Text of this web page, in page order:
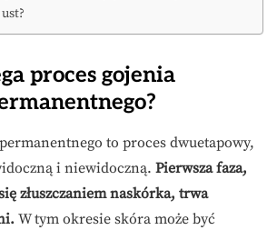
proces gojenia
to proces dwuetapowy,
i niewidoczną. Pierwsza faza,
złuszczaniem naskórka, trwa
W tym okresie skóra może być